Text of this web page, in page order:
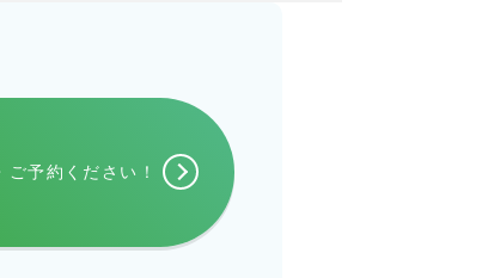
ご予約ください！